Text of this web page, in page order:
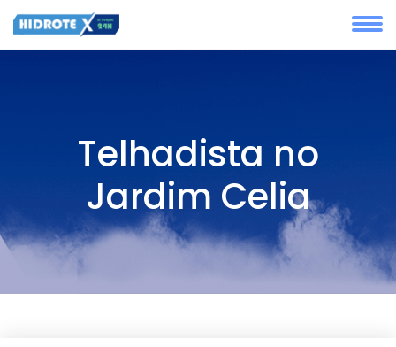
Telhadista no
Jardim Celia